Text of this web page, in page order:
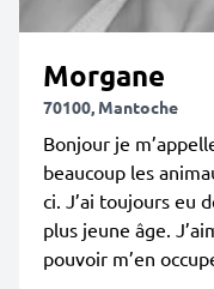
Morgane
70100, Mantoche
Bonjour je
beaucoup les
ci. J’ai toujours eu
plus jeune âge.
pouvoir m’en